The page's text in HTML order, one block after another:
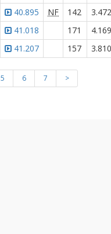
40.895 NF 142
3.472
41.018 171
4.169
41.207 157 3.810
5 6 7 >